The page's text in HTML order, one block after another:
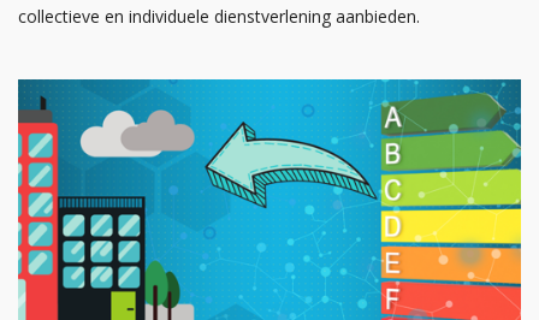
collectieve en individuele dienstverlening aanbieden.